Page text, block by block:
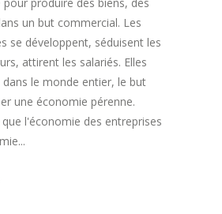
un but commercial. Les
se développent, séduisent les
attirent les salariés. Elles
le monde entier, le but
une économie pérenne.
l'économie des entreprises